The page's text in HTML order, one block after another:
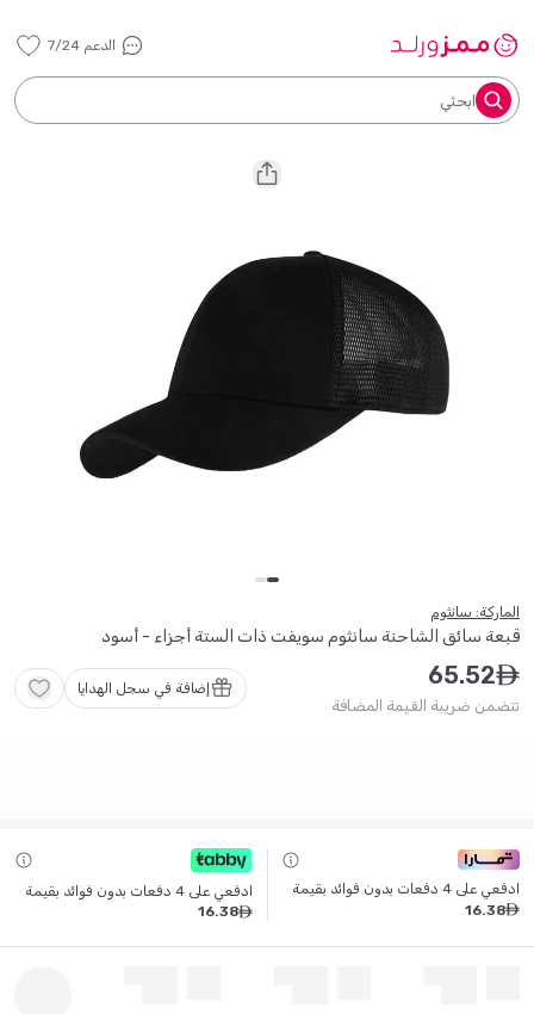
الدعم 7/24
ابحثي
الماركة: سانثوم
قبعة سائق الشاحنة سانثوم سويفت ذات الستة أجزاء - أسود
ê
65.52
تتضمن ضريبة القيمة المضافة
إضافة في سجل الهدايا
ادفعي على 4 دفعات بدون فوائد بقيمة
ê
16.38
ادفعي على 4 دفعات بدون فوائد بقيمة
ê
16.38